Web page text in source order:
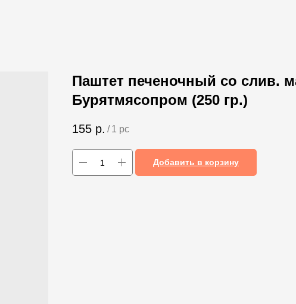
Паштет печеночный со слив.
Бурятмясопром (250 гр.)
155 р. / 1 pc
Добавить в корзину